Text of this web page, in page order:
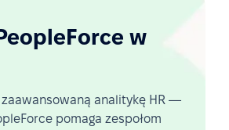
w
zaawansowaną analitykę HR —
pomaga zespołom